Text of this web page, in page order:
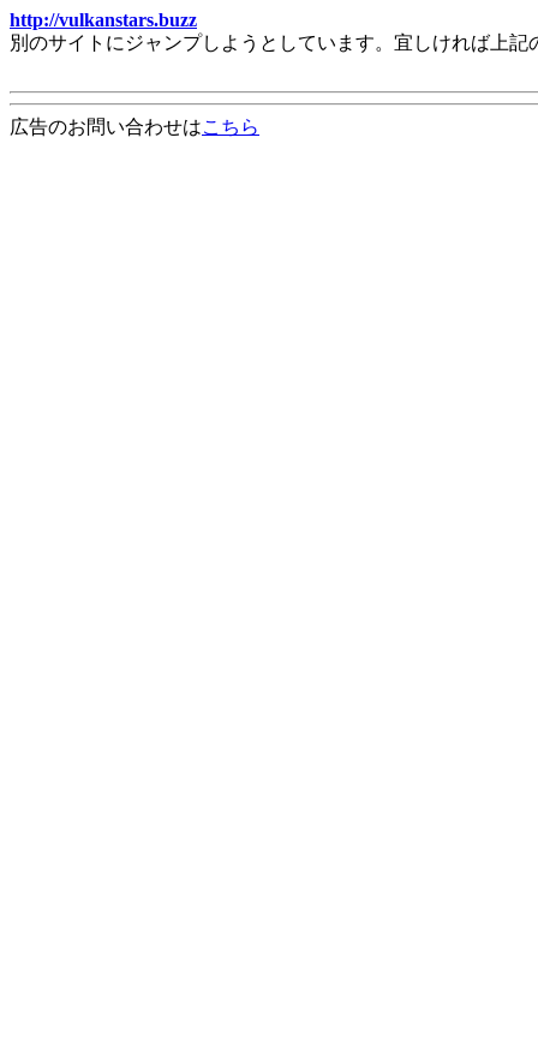
http://vulkanstars.buzz
別のサイトにジャンプしようとしています。宜しければ上
広告のお問い合わせはこちら